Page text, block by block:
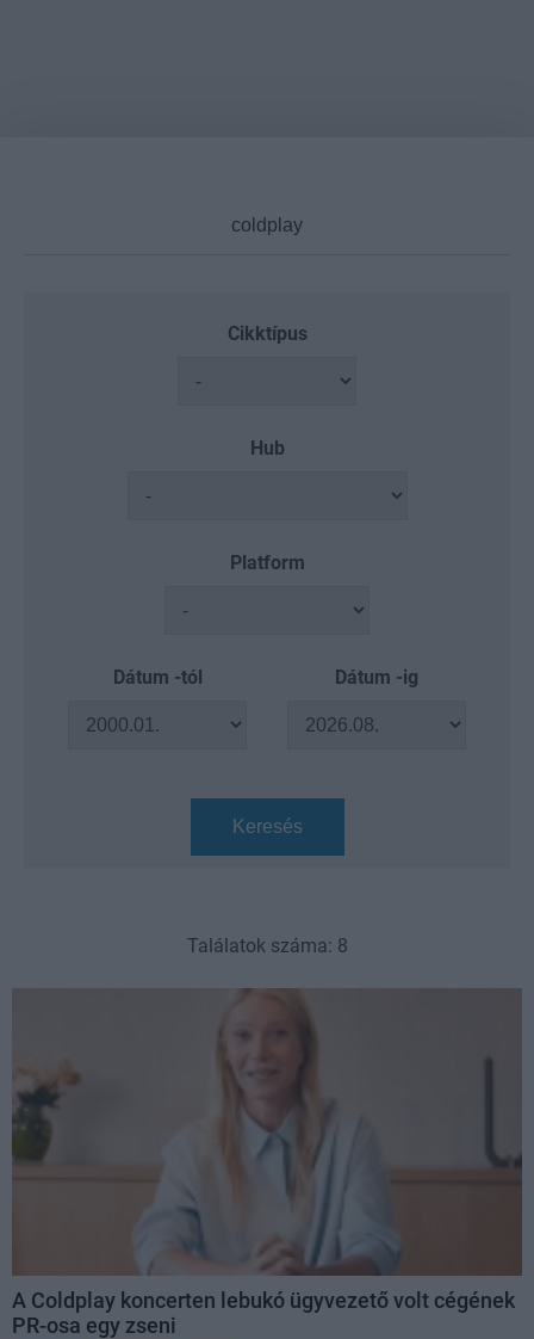
Cikktípus
Hub
Platform
Dátum -tól Dátum -ig
Keresés
Találatok száma: 8
A Coldplay koncerten lebukó ügyvezető volt cégének
PR-osa egy zseni